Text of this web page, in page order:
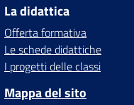
La didattica
Offerta formativa
Le schede didattiche
I progetti delle classi
Mappa del sito